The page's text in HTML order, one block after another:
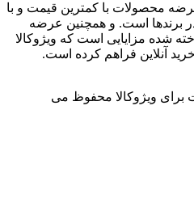
محصولات با کمترین قیمت و با
در برندها است. و همچنین عرضه
شده مزایایی است که ویژوکالا
آنلاین فراهم کرده است.
ویژوکالا محفوظ می